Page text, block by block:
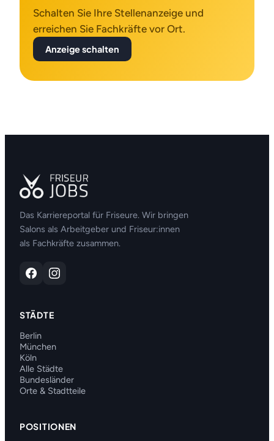
Schalten Sie Ihre Stellenanzeige und
erreichen Sie Fachkräfte vor Ort.
Anzeige schalten
Das Karriereportal für Friseure. Wir bringen
Salons als Arbeitgeber und Friseur:innen
als Fachkräfte zusammen.
STÄDTE
Berlin
München
Köln
Alle Städte
Bundesländer
Orte & Stadtteile
POSITIONEN